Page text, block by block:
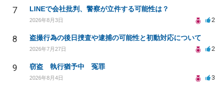
7 LINEで会社批判、警察が立件する可能性は？
2026年8月3日 2
8 盗撮行為の後日捜査や逮捕の可能性と初動対応について
2026年7月27日 2
9 窃盗 執行猶予中 冤罪
2026年8月4日 3